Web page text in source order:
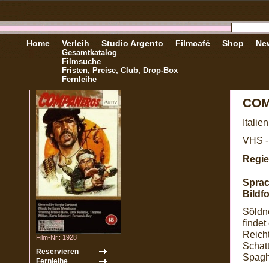
Home Verleih
Gesamtkatalog
Filmsuche
Fristen, Preise, Club, Drop-Box
Fernleihe
Studio Argento Filmcafé Shop
Film-Nr.: 1928
VHS
findet